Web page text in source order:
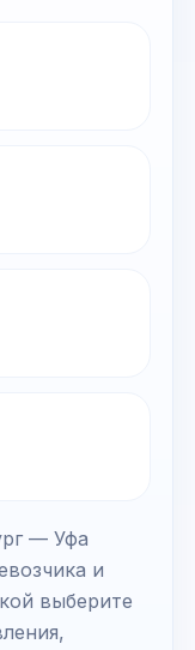
— Уфа
и
выберите